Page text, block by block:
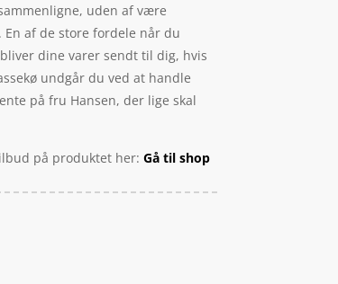
uden af være
af de store fordele når du
dine varer sendt til dig, hvis
undgår du ved at handle
på fru Hansen, der lige skal
på produktet her:Gå til shop